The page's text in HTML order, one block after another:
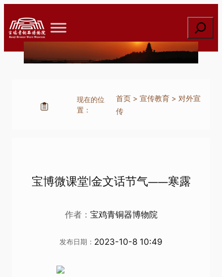
至
内
索
现在的位
置：
首页> 宣传教育> 对外宣
传
宝博微课堂|金文话节气——寒露
作者： 宝鸡青铜器博物院
发布日期： 2023-10-8 10:49